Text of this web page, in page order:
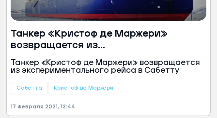
Танкер «Кристоф де Маржери»
возвращается из
экспериментального рейса в Сабетту
Танкер «Кристоф де Маржери» возвращается
из экспериментального рейса в Сабетту
Сабетта Кристоф де Маржери
17 февраля 2021, 12:44